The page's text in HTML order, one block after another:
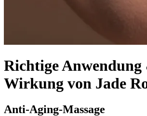
Richtige Anwendung
Wirkung von Jade
Anti-Aging-Massage